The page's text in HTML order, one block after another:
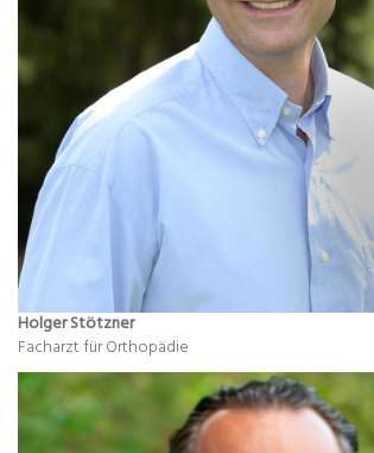
Holger Stötzner
Facharzt für Orthopädie